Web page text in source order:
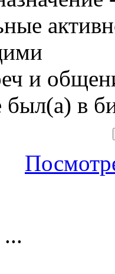
и
был(а) в
...